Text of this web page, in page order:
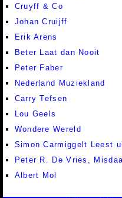
Cruyff & Co
Johan Cruijff
Erik Arens
Beter Laat dan Nooit
Peter Faber
Nederland Muziekland
Carry Tefsen
Lou Geels
Wondere Wereld
Simon Carmiggelt Leest
Peter R. De Vries,
Albert Mol